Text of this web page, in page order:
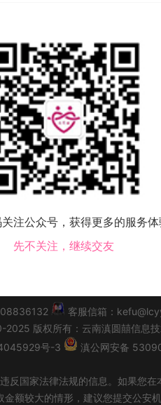
区没有会员，换个城市试试！
安县交友 都昌县交友 湖口县交友 彭
客服信箱：
2025 版权所有： 云南滇圆囍信息
号-3 滇公网安备
国家法律法规的信息。如果您
额较大的情形，建议您提交公安机
注公众号，获得更多的服务体
先不关注，继续交友